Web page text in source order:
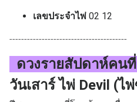
เลขประจำไพ่ 02 12
----------------------------------------
ดวงรายสัปดาห์คน
วันเสาร์ ไพ่ Devil (ไ